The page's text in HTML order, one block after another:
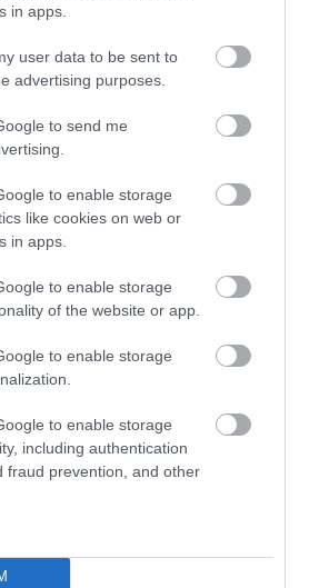
in apps.
user data to be sent to
advertising purposes.
to send me
to enable storage
like cookies on web or
in apps.
to enable storage
of the website or app.
to enable storage
to enable storage
including authentication
fraud prevention, and other
ÉS GYÉMÁNT